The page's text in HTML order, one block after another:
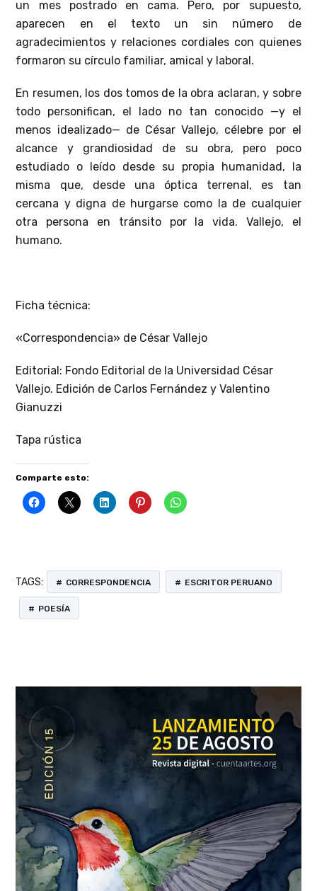
un mes postrado en cama. Pero, por supuesto,
aparecen en el texto un sin número de
agradecimientos y relaciones cordiales con quienes
formaron su círculo familiar, amical y laboral.
En resumen, los dos tomos de la obra aclaran, y sobre
todo personifican, el lado no tan conocido —y el
menos idealizado— de César Vallejo, célebre por el
alcance y grandiosidad de su obra, pero poco
estudiado o leído desde su propia humanidad, la
misma que, desde una óptica terrenal, es tan
cercana y digna de hurgarse como la de cualquier
otra persona en tránsito por la vida. Vallejo, el
humano.
Ficha técnica:
«Correspondencia» de César Vallejo
Editorial: Fondo Editorial de la Universidad César
Vallejo. Edición de Carlos Fernández y Valentino
Gianuzzi
Tapa rústica
Comparte esto:
TAGS: CORRESPONDENCIA ESCRITOR PERUANO
POESÍA